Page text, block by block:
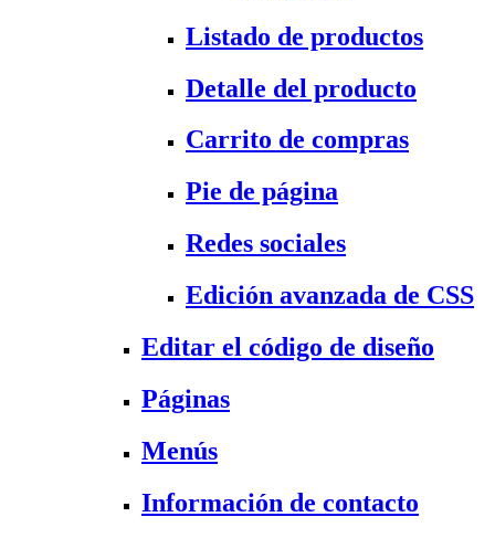
Listado de productos
Detalle del producto
Carrito de compras
Pie de página
Redes sociales
Edición avanzada de CSS
Editar el código de diseño
Páginas
Menús
Información de contacto